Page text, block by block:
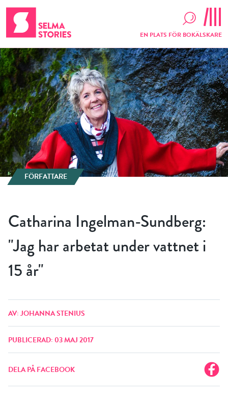
EN PLATS FÖR BOKÄLSKARE
FÖRFATTARE
Catharina Ingelman-Sundberg:
"Jag har arbetat under vattnet i
15 år"
AV: JOHANNA STENIUS
PUBLICERAD: 03 MAJ 2017
DELA PÅ FACEBOOK